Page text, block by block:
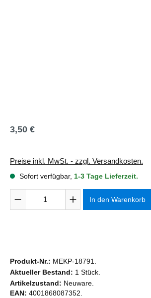
Regulärer Preis:
3,50 €
Preise inkl. MwSt. - zzgl. Versandkosten.
Sofort verfügbar, 1-3 Tage Lieferzeit.
Produkt Anzahl: Gib den gewünschten
In den Warenkorb
Produkt-Nr.: MEKP-18791
Aktueller Bestand: 1 Stück
Artikelzustand: Neuware
EAN: 4001868087352